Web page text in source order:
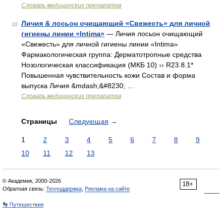
Словарь медицинских препаратов
10
Личия & лосьон очищающий «Свежесть» для личной
гигиены линии «Intima» — Личия лосьон очищающий
«Свежесть» для личной гигиены линии «Intima»
Фармакологическая группа: Дерматотропные средства
Нозологическая классификация (МКБ 10) ›› R23.8.1*
Повышенная чувствительность кожи Состав и форма
выпуска Личия &mdash;&#8230; …
Словарь медицинских препаратов
Страницы Следующая →
1 2 3 4 5 6 7 8
9
10
11 12 13
18+
© Академик, 2000-2026
Обратная связь: Техподдержка Реклама на сайте
👣 Путешествия